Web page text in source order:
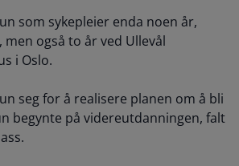
som sykepleier enda noen år,
også to år ved Ullevål
i Oslo.
seg for å realisere planen om å bli
begynte på videreutdanningen, falt